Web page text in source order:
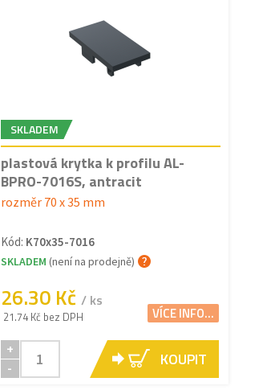
SKLADEM
plastová krytka k profilu AL-
BPRO-7016S, antracit
rozměr 70 x 35 mm
Kód: K70x35-7016
SKLADEM (není na prodejně)
26.30 Kč / ks
21.74 Kč bez DPH VÍCE INFO...
+
-
KOUPIT